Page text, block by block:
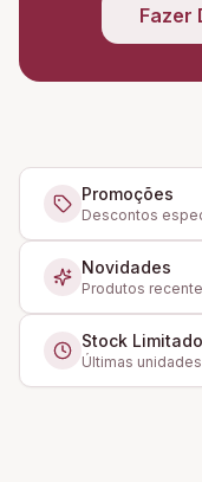
Fazer
Promoções
Descontos
Novidades
Produtos
Stock Limitado
Últimas unidades